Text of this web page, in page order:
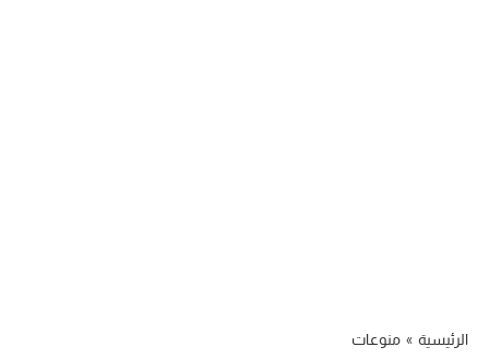
الرئيسية » منوعات